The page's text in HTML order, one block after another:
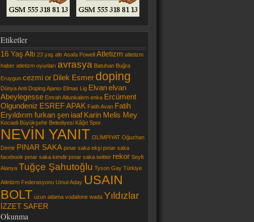
Etiketler
16 Yaş Altı 23 yaş altı Asafa Powell Atletizm atletizm
haber atletizm oyunları avrasya Batuhan Buğra
Eruygun cezmi or Dilek Esmer doping
Dünya Anti Doping Ajansı Elmas Lig Elvan elvan
Abeylegesse Emrah Altunkalem enka Ercüment
Olgundeniz ESREF APAK Fatih Avan Fatih
Eryıldırım furkan şen iaaf Karin Melis Mey
Kocaeli Büyükşehir Belediyesi Kâğıt Spor
NEVİN YANIT OLİMPİYAT Oğuzhan
Demir PINAR SAKA pınar saka ekşi pınar saka
facebook pınar saka kimdir pınar saka twitter rekor Seyfi
Alanya Tuğçe Şahutoğlu Tyson Gay Türkiye
Atletizm Federasyonu Umut Aday USAIN
BOLT uzun atlama vodafone wada Yıldızlar
İZZET SAFER
Okunma